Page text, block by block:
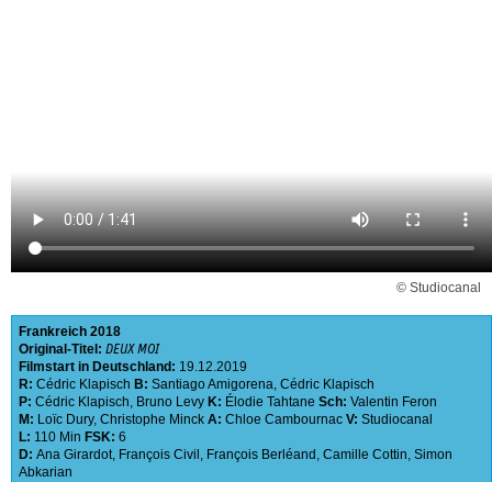
© Studiocanal
Frankreich 2018
Original-Titel: DEUX MOI
Filmstart in Deutschland: 19.12.2019
R: Cédric Klapisch B: Santiago Amigorena, Cédric Klapisch
P: Cédric Klapisch, Bruno Levy K: Élodie Tahtane Sch: Valentin Feron
M: Loïc Dury, Christophe Minck A: Chloe Cambournac V: Studiocanal
L: 110 Min FSK: 6
D: Ana Girardot, François Civil , François Berléand , Camille Cottin, Simon
Abkarian